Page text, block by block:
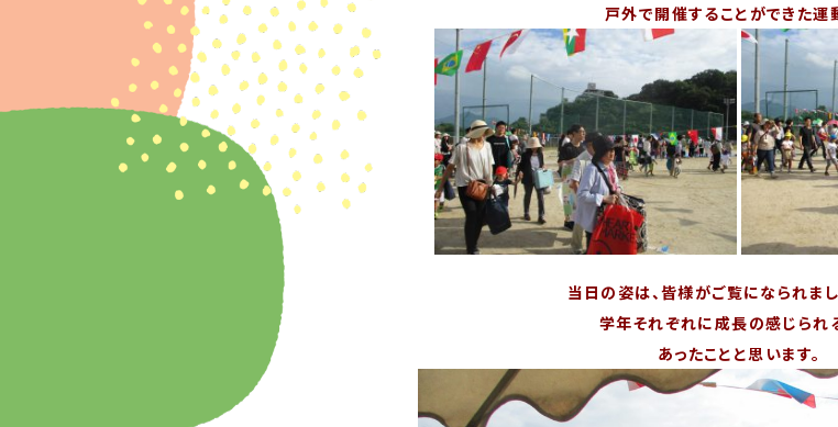
戸外で開催することができた運
当日の姿は、皆様がご覧になられまし
学年それぞれに成長の感じられ
あったことと思います。